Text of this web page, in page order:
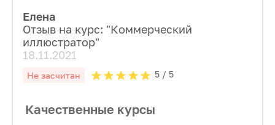
Елена
Отзыв на курс: "Коммерческий
иллюстратор"
18.11.2021
Не засчитан 5/ 5
Качественные курсы